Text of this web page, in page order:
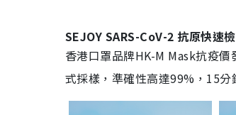
SEJOY SARS-CoV-2 抗原快速
香港口罩品牌HK-M Mask抗疫
式採樣，準確性高達99%，15